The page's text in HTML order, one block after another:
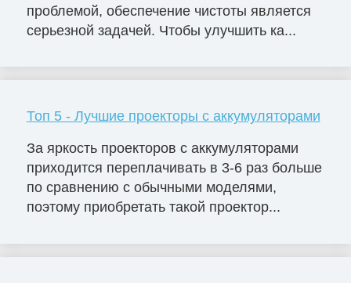
проблемой, обеспечение чистоты является
серьезной задачей. Чтобы улучшить ка...
Топ 5 - Лучшие проекторы с аккумуляторами
За яркость проекторов с аккумуляторами
приходится переплачивать в 3-6 раз больше
по сравнению с обычными моделями,
поэтому приобретать такой проектор...